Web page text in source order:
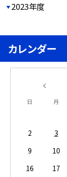
2023年度
カレンダー
日 月
2
3
9
10
16
17